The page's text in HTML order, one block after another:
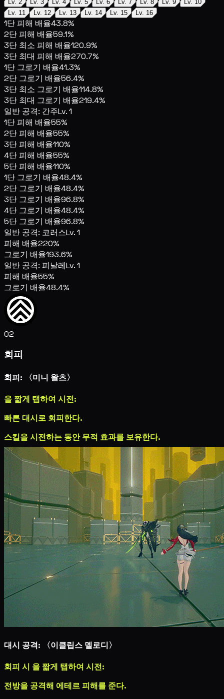
Lv. 2 Lv. 3 Lv. 4 Lv. 5 Lv. 6 Lv. 7 Lv. 8 Lv. 9
Lv. 10
Lv. 11
Lv. 12 Lv. 13 Lv. 14 Lv. 15 Lv. 16
1단 피해 배율43.8%
2단 피해 배율59.1%
3단 최소 피해 배율120.9%
3단 최대 피해 배율270.7%
1단 그로기 배율41.3%
2단 그로기 배율56.4%
3단 최소 그로기 배율114.8%
3단 최대 그로기 배율219.4%
일반 공격: 간주Lv. 1
1단 피해 배율55%
2단 피해 배율55%
3단 피해 배율110%
4단 피해 배율55%
5단 피해 배율110%
1단 그로기 배율48.4%
2단 그로기 배율48.4%
3단 그로기 배율96.8%
4단 그로기 배율48.4%
5단 그로기 배율96.8%
일반 공격: 코러스Lv. 1
피해 배율220%
그로기 배율193.6%
일반 공격: 피날레Lv. 1
피해 배율55%
그로기 배율48.4%
02
회피
회피: 〈미니 왈츠〉
을 짧게 탭하여 시전:
빠른 대시로 회피한다.
스킬을 시전하는 동안 무적 효과를 보유한다.
대시 공격: 〈이클립스 멜로디〉
회피 시 을 짧게 탭하여 시전:
전방을 공격해 에테르 피해를 준다.